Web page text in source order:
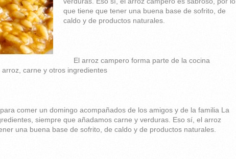
que tiene que tener una buena base de sofrito, de
caldo y de productos naturales.
El arroz campero forma parte de la cocina
carne y otros ingredientes
comer un domingo acompañados de los amigos y de la familia La
siempre que añadamos carne y verduras. Eso sí, el arroz
una buena base de sofrito, de caldo y de productos naturales.